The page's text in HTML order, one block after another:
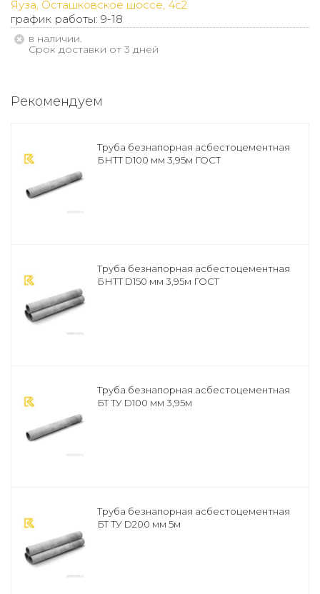
Яуза, Осташковское шоссе, 4с2
график работы: 9-18
В наличии.
Срок доставки от 3 дней
Рекомендуем
Труба безнапорная асбестоцементная
БНТТ D100 мм 3,95м ГОСТ
Труба безнапорная асбестоцементная
БНТТ D150 мм 3,95м ГОСТ
Труба безнапорная асбестоцементная
БТ ТУ D100 мм 3,95м
Труба безнапорная асбестоцементная
БТ ТУ D200 мм 5м